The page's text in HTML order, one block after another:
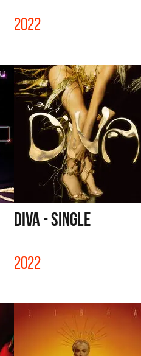
2022
DIVA - SINGLE
2022